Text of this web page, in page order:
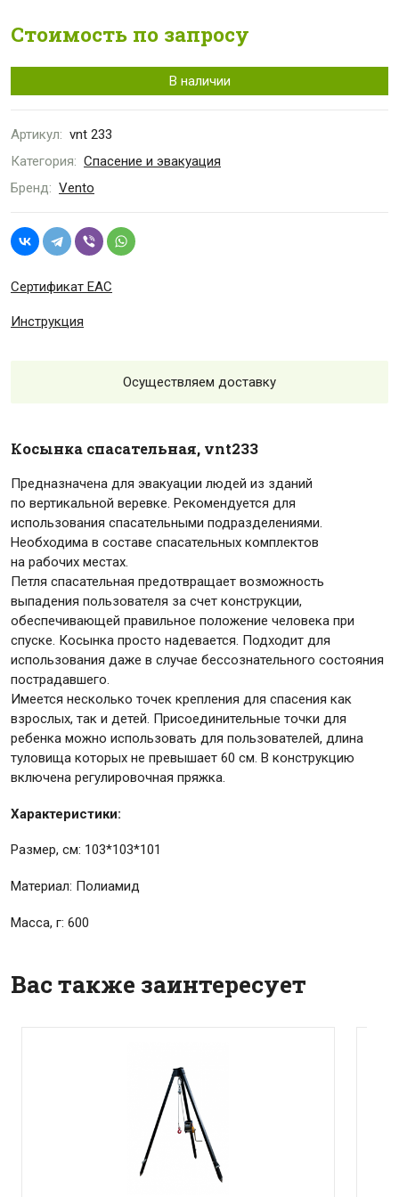
Стоимость по запросу
В наличии
Артикул: vnt 233
Категория: Спасение и эвакуация
Бренд: Vento
Сертификат ЕАС
Инструкция
Осуществляем доставку
Косынка спасательная, vnt233
Предназначена для эвакуации людей из зданий
по вертикальной веревке. Рекомендуется для
использования спасательными подразделениями.
Необходима в составе спасательных комплектов
на рабочих местах.
Петля спасательная предотвращает возможность
выпадения пользователя за счет конструкции,
обеспечивающей правильное положение человека при
спуске. Косынка просто надевается. Подходит для
использования даже в случае бессознательного состояния
пострадавшего.
Имеется несколько точек крепления для спасения как
взрослых, так и детей. Присоединительные точки для
ребенка можно использовать для пользователей, длина
туловища которых не превышает 60 см. В конструкцию
включена регулировочная пряжка.
Характеристики:
Размер, см: 103*103*101
Материал: Полиамид
Масса, г: 600
Вас также заинтересует
Номер телефона
* — поля, обязательные для заполнения